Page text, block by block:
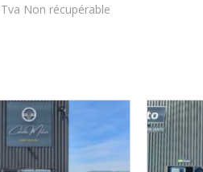
Tva Non récupérable